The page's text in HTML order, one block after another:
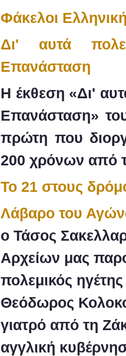
Φάκελοι
Δι' αυτά
Επανάσταση
Η έκθεση «Δι'
Επανάσταση»
πρώτη που
200 χρόνων από
Το 21 στους
Λάβαρο του
ο Τάσος
Αρχείων μας
πολεμικός
Θεόδωρος
γιατρό από τη
αγγλική